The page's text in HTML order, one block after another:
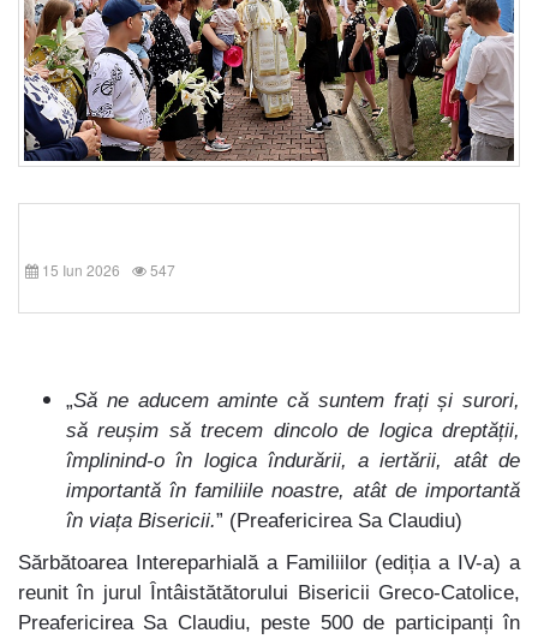
15 Iun 2026 547
„Să ne aducem aminte că suntem frați și surori,
să reușim să trecem dincolo de logica dreptății,
împlinind-o în logica îndurării, a iertării, atât de
importantă în familiile noastre, atât de importantă
în viața Bisericii.” (Preafericirea Sa Claudiu)
Sărbătoarea Intereparhială a Familiilor (ediția a IV-a) a
reunit în jurul Întâistătătorului Bisericii Greco-Catolice,
Preafericirea Sa Claudiu, peste 500 de participanți în